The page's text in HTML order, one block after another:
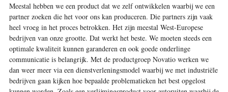
Meestal hebben we een product dat we zelf ontwikkelen waarbij we een
partner zoeken die het voor ons kan produceren. Die partners zijn vaak
heel vroeg in het proces betrokken. Het zijn meestal West-Europese
bedrijven van onze grootte. Dat werkt het beste. We moeten steeds een
optimale kwaliteit kunnen garanderen en ook goede onderlinge
communicatie is belangrijk. Met de productgroep Novatio werken we
dan weer meer via een dienstverleningsmodel waarbij we met industriële
bedrijven gaan kijken hoe bepaalde problematieken het best opgelost